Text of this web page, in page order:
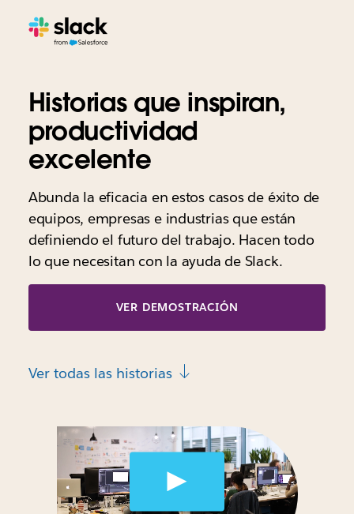
Historias que inspiran,
productividad
excelente
Abunda la eficacia en estos casos de éxito de
equipos, empresas e industrias que están
definiendo el futuro del trabajo. Hacen todo
lo que necesitan con la ayuda de Slack.
VER DEMOSTRACIÓN
Ver todas las historias